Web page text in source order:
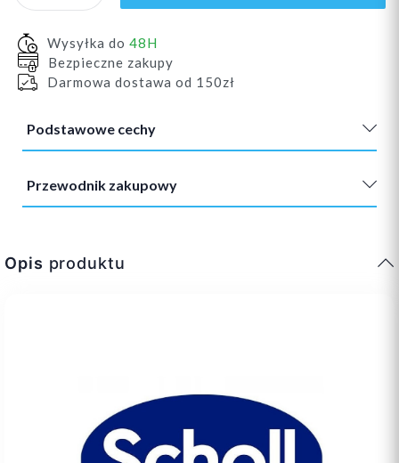
Wysyłka do 48H
Bezpieczne zakupy
Darmowa dostawa od 150zł
Podstawowe cechy
Przewodnik zakupowy
Opis produktu